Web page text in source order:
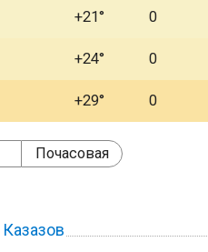
+21° 0
+24° 0
+29° 0
Почасовая
Казазов